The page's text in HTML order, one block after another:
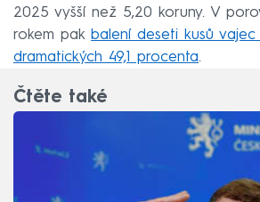
2025 vyšší než 5,20 koruny. V
rokem pak balení deseti kusů
dramatických 49,1 procenta.
Čtěte také